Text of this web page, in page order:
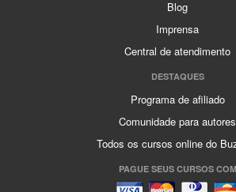
Blog
Imprensa
Central de atendimento
DESTAQUES
Programa de afiliado
Comunidade para autores
Todos os cursos online do
PAGUE SEUS CURSOS COM